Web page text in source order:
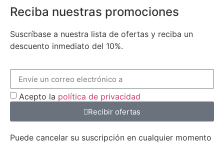
Reciba nuestras promociones
Suscríbase a nuestra lista de ofertas y reciba un
descuento inmediato del 10%.
Acepto la política de privacidad
Recibir ofertas
Puede cancelar su suscripción en cualquier momento